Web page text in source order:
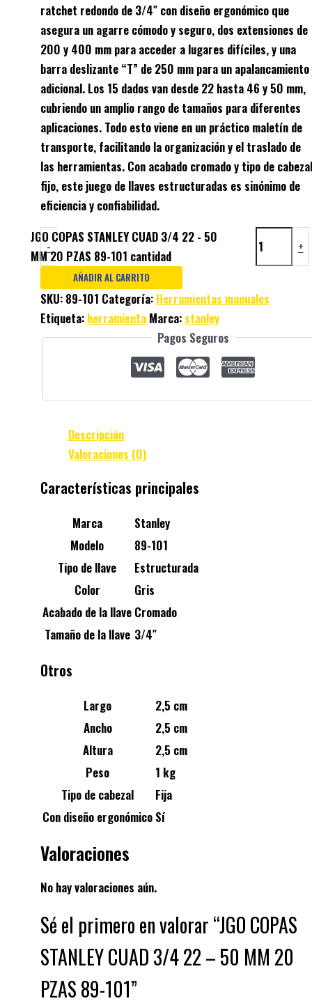
ratchet redondo de 3/4″ con diseño ergonómico que
asegura un agarre cómodo y seguro, dos extensiones de
200 y 400 mm para acceder a lugares difíciles, y una
barra deslizante “T” de 250 mm para un apalancamiento
adicional. Los 15 dados van desde 22 hasta 46 y 50 mm,
cubriendo un amplio rango de tamaños para diferentes
aplicaciones. Todo esto viene en un práctico maletín de
transporte, facilitando la organización y el traslado de
las herramientas. Con acabado cromado y tipo de cabezal
fijo, este juego de llaves estructuradas es sinónimo de
eficiencia y confiabilidad.
-
JGO COPAS STANLEY CUAD 3/4 22 - 50
MM 20 PZAS 89-101 cantidad
+
AÑADIR AL CARRITO
SKU: 89-101 Categoría: Herramientas manuales
Etiqueta: herramienta Marca: stanley
Pagos Seguros
Descripción
Valoraciones (0)
Características principales
Marca
Stanley
Modelo
89-101
Tipo de llave
Estructurada
Color
Gris
Acabado de la llave Cromado
Tamaño de la llave 3/4″
Otros
Largo
2,5 cm
Ancho
2,5 cm
Altura
2,5 cm
Peso
1 kg
Tipo de cabezal
Fija
Con diseño ergonómico Sí
Valoraciones
No hay valoraciones aún.
Sé el primero en valorar “JGO COPAS
STANLEY CUAD 3/4 22 – 50 MM 20
PZAS 89-101”